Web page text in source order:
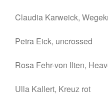
Claudia Karweick,
Petra Eick, uncrossed
Rosa Fehr-von Ilten,
Ulla Kallert, Kreuz rot